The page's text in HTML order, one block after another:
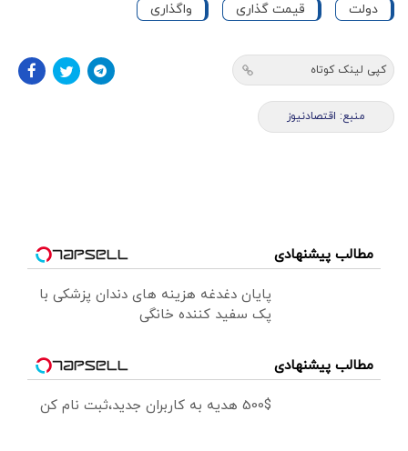
دولت
قیمت گذاری واگذاری
کپی لینک کوتاه
منبع: اقتصادنیوز
مطالب پیشنهادی
پایان دغدغه هزینه های دندان پزشکی با
پک سفید کننده خانگی
مطالب پیشنهادی
500$ هدیه به کاربران جدید،ثبت نام کن